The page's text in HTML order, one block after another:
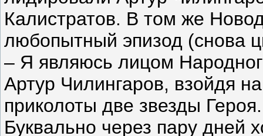
Калистратов. В том же
любопытный эпизод (снова
– Я являюсь лицом
Артур Чилингаров, взойдя
приколоты две звезды Героя.
Буквально через пару дней